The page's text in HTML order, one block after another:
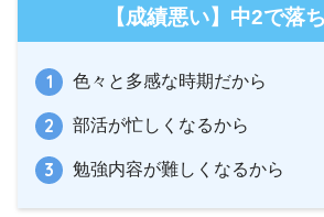
【成績悪い】中2で落
色々と多感な時期だから
部活が忙しくなるから
勉強内容が難しくなるから